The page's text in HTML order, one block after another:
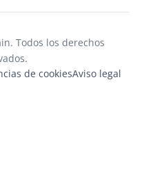
Todos los derechos
de cookiesAviso legal